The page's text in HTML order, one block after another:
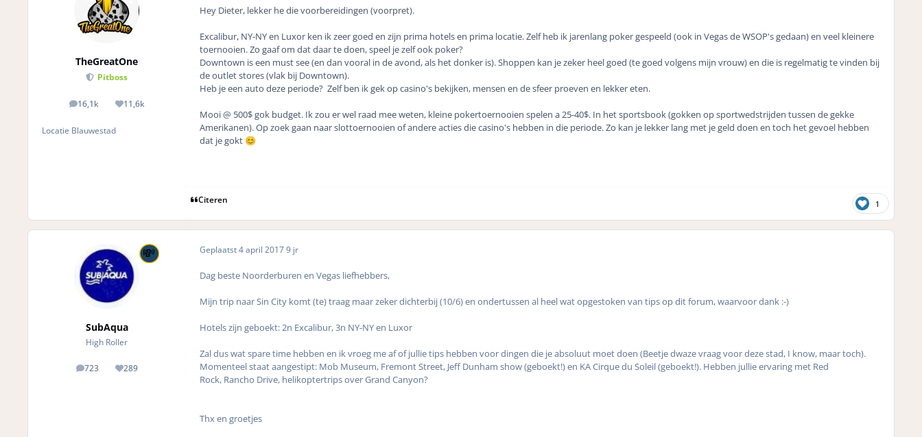
TheGreatOne
Pitboss
16,1k
posts 11,6k
Reputation
Locatie Blauwestad
Hey Dieter, lekker he die voorbereidingen (voorpret).
Excalibur, NY-NY en Luxor ken ik zeer goed en zijn prima hotels en prima locatie. Zelf heb ik jarenlang poker gespeeld (ook in Vegas de WSOP's gedaan) en veel kleinere
toernooien. Zo gaaf om dat daar te doen, speel je zelf ook poker?
Downtown is een must see (en dan vooral in de avond, als het donker is). Shoppen kan je zeker heel goed (te goed volgens mijn vrouw) en die is regelmatig te vinden bij
de outlet stores (vlak bij Downtown).
Heb je een auto deze periode? Zelf ben ik gek op casino's bekijken, mensen en de sfeer proeven en lekker eten.
Mooi @ 500$ gok budget. Ik zou er wel raad mee weten, kleine pokertoernooien spelen a 25-40$. In het sportsbook (gokken op sportwedstrijden tussen de gekke
Amerikanen). Op zoek gaan naar slottoernooien of andere acties die casino's hebben in die periode. Zo kan je lekker lang met je geld doen en toch het gevoel hebben
dat je gokt 😊
Citeren 1
SubAqua
High Roller
723
posts 289
Reputation
Geplaatst4 april 20179 jr
Dag beste Noorderburen en Vegas liefhebbers,
Mijn trip naar Sin City komt (te) traag maar zeker dichterbij (10/6) en ondertussen al heel wat opgestoken van tips op dit forum, waarvoor dank :-)
Hotels zijn geboekt: 2n Excalibur, 3n NY-NY en Luxor
Zal dus wat spare time hebben en ik vroeg me af of jullie tips hebben voor dingen die je absoluut moet doen (Beetje dwaze vraag voor deze stad, I know, maar toch).
Momenteel staat aangestipt: Mob Museum, Fremont Street, Jeff Dunham show (geboekt!) en KA Cirque du Soleil (geboekt!). Hebben jullie ervaring met Red
Rock, Rancho Drive, helikoptertrips over Grand Canyon?
Thx en groetjes